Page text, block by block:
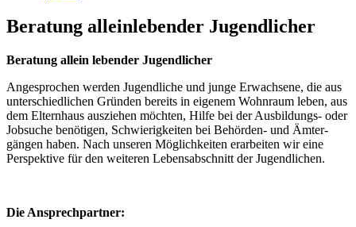
Beratung allein­le­bender Jugendlicher
Beratung allein lebender Jugendlicher
Angesprochen werden Jugend­liche und junge Erwachsene, die aus
unter­schied­lichen Gründen bereits in eigenem Wohnraum leben, aus
dem Elternhaus ausziehen möchten, Hilfe bei der Ausbil­dungs- oder
Jobsuche benötigen, Schwie­rig­keiten bei Behörden- und Ämter­
gängen haben. Nach unseren Möglich­keiten erarbeiten wir eine
Perspektive für den weiteren Lebens­ab­schnitt der Jugendlichen.
Die Ansprech­partner: